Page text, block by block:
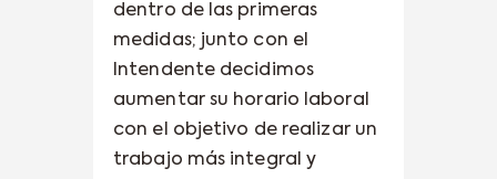
dentro de las primeras
medidas; junto con el
Intendente decidimos
aumentar su horario laboral
con el objetivo de realizar un
trabajo más integral y